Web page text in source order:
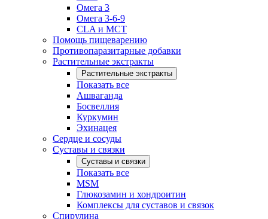
Омега 3
Омега 3-6-9
CLA и MCT
Помощь пищеварению
Противопаразитарные добавки
Растительные экстракты
Растительные экстракты
Показать все
Ашваганда
Босвеллия
Куркумин
Эхинацея
Сердце и сосуды
Суставы и связки
Суставы и связки
Показать все
MSM
Глюкозамин и хондроитин
Комплексы для суставов и связок
Спирулина